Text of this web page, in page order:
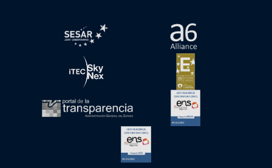
abre en ventana nueva abre en ventana
abre en ventana nueva abre en ventana
abre en ventana nueva